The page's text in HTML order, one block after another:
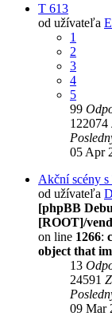
T 613
od užívateľa
1
2
3
4
5
99
122074
05 Apr
Akční scény
od užívateľa
[phpBB
[ROOT]/
on line 1266:
object that
13
24591
09 Mar